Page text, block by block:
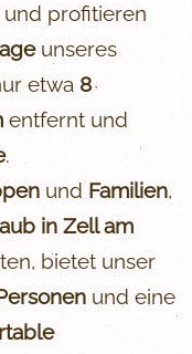
und profitieren
unseres
etwa 8
entfernt und
.
und Familien,
in Zell am
bietet unser
und eine